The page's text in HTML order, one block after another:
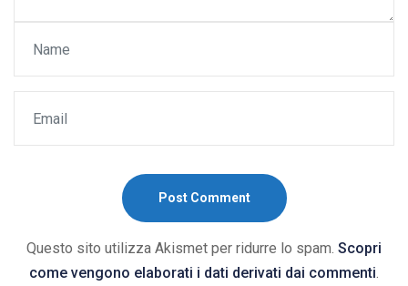
Post Comment
Questo sito utilizza Akismet per ridurre lo spam. Scopri
come vengono elaborati i dati derivati dai commenti.